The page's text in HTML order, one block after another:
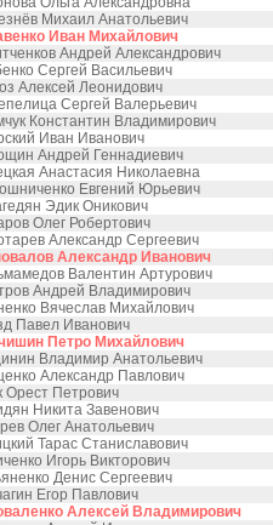
Михаил Анатольевич
Иван Михайлович
Андрей Александрович
Сергей Васильевич
Алексей Леонидович
Сергей Валерьевич
Константин Владимирович
Иван Иванович
Андрей Геннадиевич
Анастасия Николаевна
Евгений Юрьевич
Эдик Оникович
Олег Робертович
Александр Сергеевич
Александр Иванович
Валентин Артурович
Андрей Владимирович
Вячеслав Михайлович
Павел Иванович
Петро Михайлович
Владимир Анатольевич
Александр Павлович
Орест Петрович
Никита Завенович
Олег Анатольевич
Тарас Станиславович
Игорь Викторович
Денис Сергеевич
Егор Павлович
Алексей Владимирович